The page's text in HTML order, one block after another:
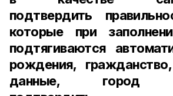
подтвердить
которые при
подтягиваются
рождения,
данные, город